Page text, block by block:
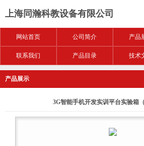
上海同瀚科教设备有限公司
网站首页 公司简介 产品
联系我们 产品目录 技术
产品展示
3G智能手机开发实训平台实验箱